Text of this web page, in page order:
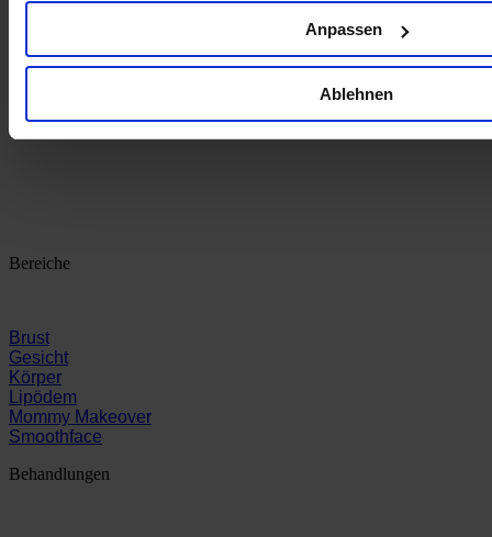
Anpassen
Ablehnen
Bereiche
Brust
Gesicht
Körper
Lipödem
Mommy Makeover
Smoothface
Behandlungen